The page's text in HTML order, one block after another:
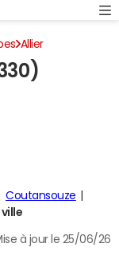
Allier
Coutansouze
à jour le 25/06/26